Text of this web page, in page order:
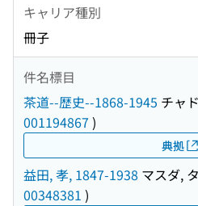
キャリア種別
冊子
件名標目
茶道--歴史--1868-1945 チャ
001194867 )
典拠
益田, 孝, 1847-1938 マスダ,
00348381 )